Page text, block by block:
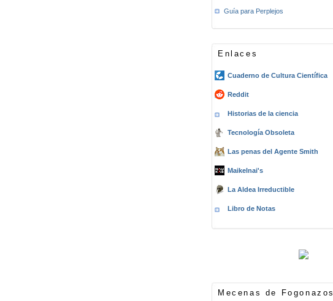
Guía para Perplejos
Enlaces
Cuaderno de Cultura Científica
Reddit
Historias de la ciencia
Tecnología Obsoleta
Las penas del Agente Smith
Maikelnai's
La Aldea Irreductible
Libro de Notas
Mecenas de Fogonazos